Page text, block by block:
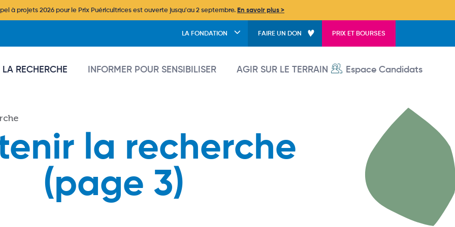
à projets 2026 pour le Prix Puéricultrices est ouverte jusqu'au 2 septembre. En savoir plus >
LA FONDATION FAIRE UN DON PRIX ET BOURSES
RECHERCHE INFORMER POUR SENSIBILISER AGIR SUR LE TERRAIN User account menu
Espace Candidats
la recherche
(page 3)